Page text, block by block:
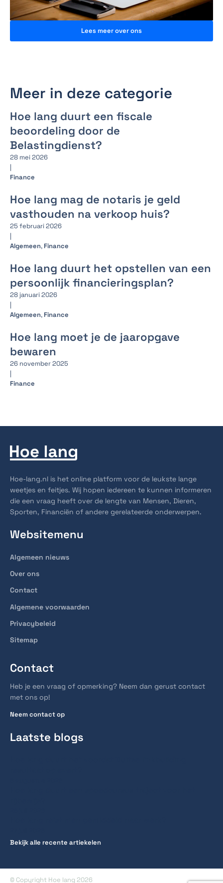
Lees meer over ons
Meer in deze categorie
Hoe lang duurt een fiscale
beoordeling door de
Belastingdienst?
28 mei 2026
|
Finance
Hoe lang mag de notaris je geld
vasthouden na verkoop huis?
25 februari 2026
|
Algemeen, Finance
Hoe lang duurt het opstellen van een
persoonlijk financieringsplan?
28 januari 2026
|
Algemeen, Finance
Hoe lang moet je de jaaropgave
bewaren
26 november 2025
|
Finance
Hoe-lang.nl is het online platform voor de leukste lange
weetjes en feitjes. Wij hopen iedereen te kunnen informeren
die een vraag heeft over de lengte van Mensen, Dieren,
Sporten, Financiën of andere gerelateerde onderwerpen.
Websitemenu
Algemeen nieuws
Over ons
Contact
Algemene voorwaarden
Privacybeleid
Sitemap
Contact
Heb je een vraag of opmerking? Neem dan gerust contact
met ons op!
Neem contact op
Laatste blogs
Bekijk alle recente artiekelen
© Copyright Hoe lang 2026